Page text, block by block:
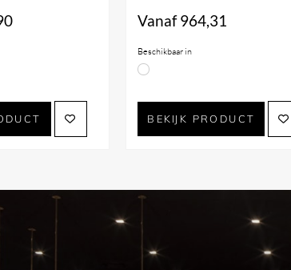
Vanaf964,31
Beschikbaar in
BEKIJK PRODUCT